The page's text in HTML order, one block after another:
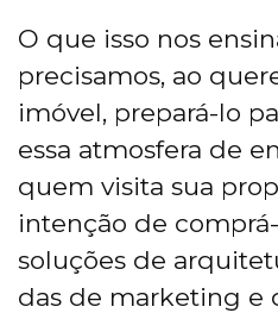
O que isso nos
precisamos, ao
imóvel, prepará-lo
essa atmosfera de
quem visita sua
intenção de
soluções de
das de marketing e